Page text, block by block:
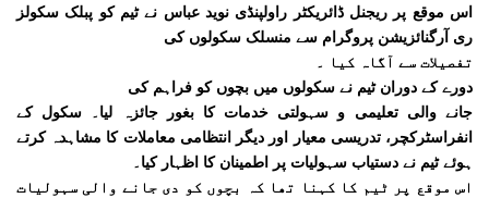
اس موقع پر ریجنل ڈائریکٹر راولپنڈی نوید عباس نے ٹیم کو پبلک سکولز
ری آرگنائزیشن پروگرام سے منسلک سکولوں کی
تفصیلات سے آگاہ کیا ۔
دورے کے دوران ٹیم نے سکولوں میں بچوں کو فراہم کی
جانے والی تعلیمی و سہولتی خدمات کا بغور جائزہ لیا۔ سکول کے
انفراسٹرکچر، تدریسی معیار اور دیگر انتظامی معاملات کا مشاہدہ کرتے
ہوئے ٹیم نے دستیاب سہولیات پر اطمینان کا اظہار کیا۔
اس موقع پر ٹیم کا کہنا تھا کہ بچوں کو دی جانے والی سہولیات